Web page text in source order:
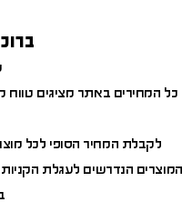
כל המחירים באתר מציגים טווח
לקבלת המחיר הסופי לכל
המוצרים הנדרשים לעגלת הקניות